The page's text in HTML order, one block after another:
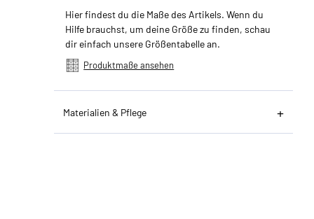
Hier findest du die Maße des Artikels. Wenn du
Hilfe brauchst, um deine Größe zu finden, schau
dir einfach unsere Größentabelle an.
Produktmaße ansehen
Materialien & Pflege